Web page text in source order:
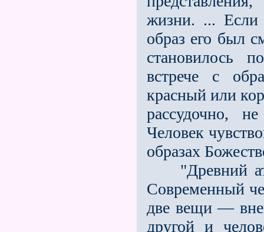
жизни. ... Если
образ его был
становилось
встрече с
красный или
рассудочно,
Человек
образах
"Древний
Современный
две вещи —
другой и